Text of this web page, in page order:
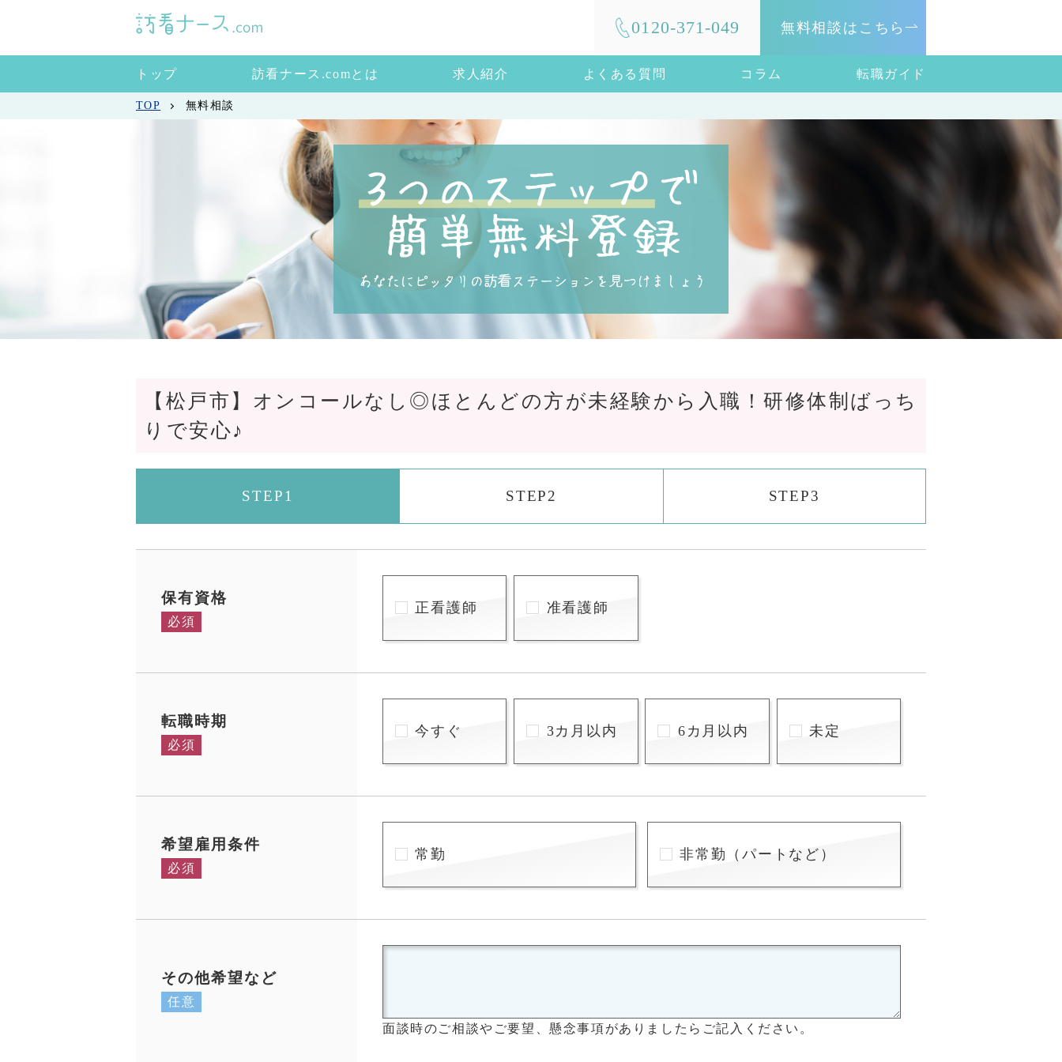
0120-371-049 無料相談はこちら
トップ 訪看ナース.comとは 求人紹介 よくある質問 コラム 転職ガイド
TOP 無料相談
【松戸市】オンコールなし◎ほとんどの方が未経験から入職！研修体制ばっち
りで安心♪
STEP1 STEP2 STEP3
保有資格
必須
正看護師 准看護師
転職時期
必須
今すぐ 3カ月以内 6カ月以内 未定
希望雇用条件
必須
常勤 非常勤（パートなど）
その他希望など
任意
面談時のご相談やご要望、懸念事項がありましたらご記入ください。